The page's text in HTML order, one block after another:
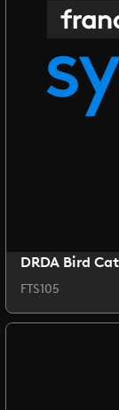
DRDA Bird
FTS105